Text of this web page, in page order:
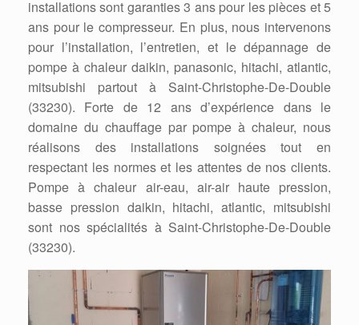
installations sont garanties 3 ans pour les pièces et 5
ans pour le compresseur. En plus, nous intervenons
pour l’installation, l’entretien, et le dépannage de
pompe à chaleur daikin, panasonic, hitachi, atlantic,
mitsubishi partout à Saint-Christophe-De-Double
(33230). Forte de 12 ans d’expérience dans le
domaine du chauffage par pompe à chaleur, nous
réalisons des installations soignées tout en
respectant les normes et les attentes de nos clients.
Pompe à chaleur air-eau, air-air haute pression,
basse pression daikin, hitachi, atlantic, mitsubishi
sont nos spécialités à Saint-Christophe-De-Double
(33230).